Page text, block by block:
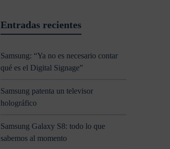
Entradas recientes
Samsung: “Ya no es necesario contar
qué es el Digital Signage”
Samsung patenta un televisor
holográfico
Samsung Galaxy S8: todo lo que
sabemos al momento